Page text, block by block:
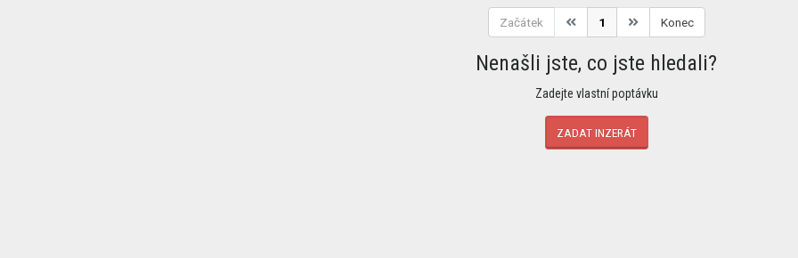
Začátek 1 Konec
Nenašli jste, co jste hledali?
Zadejte vlastní poptávku
ZADAT INZERÁT